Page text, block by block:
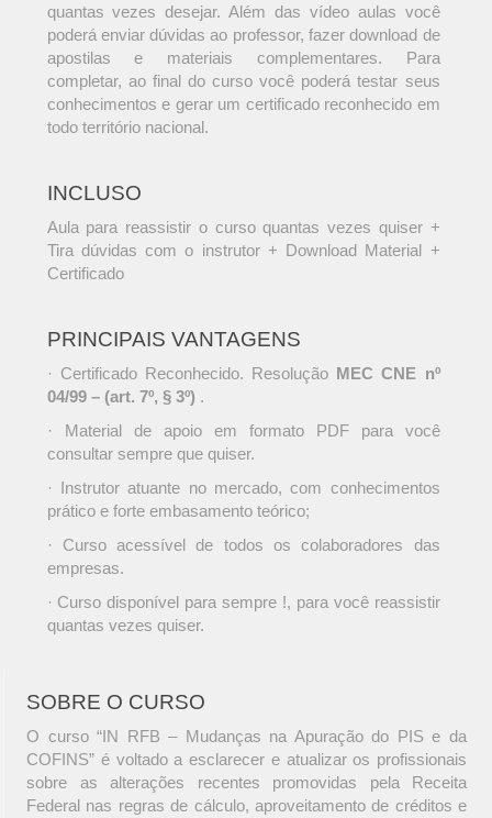
quantas vezes desejar. Além das vídeo aulas você
poderá enviar dúvidas ao professor, fazer download de
apostilas e materiais complementares. Para
completar, ao final do curso você poderá testar seus
conhecimentos e gerar um certificado reconhecido em
todo território nacional.
INCLUSO
Aula para reassistir o curso quantas vezes quiser +
Tira dúvidas com o instrutor + Download Material +
Certificado
PRINCIPAIS VANTAGENS
· Certificado Reconhecido. Resolução MEC CNE nº
04/99 – (art. 7º, § 3º) .
· Material de apoio em formato PDF para você
consultar sempre que quiser.
· Instrutor atuante no mercado, com conhecimentos
prático e forte embasamento teórico;
· Curso acessível de todos os colaboradores das
empresas.
· Curso disponível para sempre !, para você reassistir
quantas vezes quiser.
SOBRE O CURSO
O curso “IN RFB – Mudanças na Apuração do PIS e da
COFINS” é voltado a esclarecer e atualizar os profissionais
sobre as alterações recentes promovidas pela Receita
Federal nas regras de cálculo, aproveitamento de créditos e